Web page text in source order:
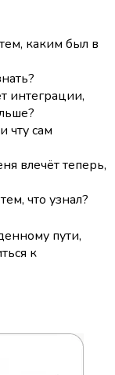
каким был в
интеграции,
чту сам
влечёт теперь,
что узнал?
пути,
к